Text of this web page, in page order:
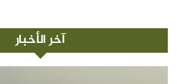
آخر الأخبار